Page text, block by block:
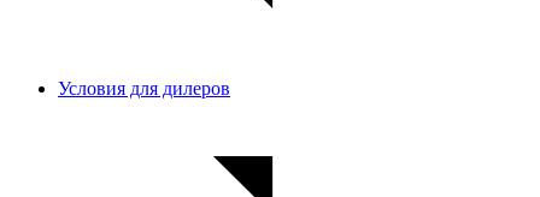
Условия для дилеров